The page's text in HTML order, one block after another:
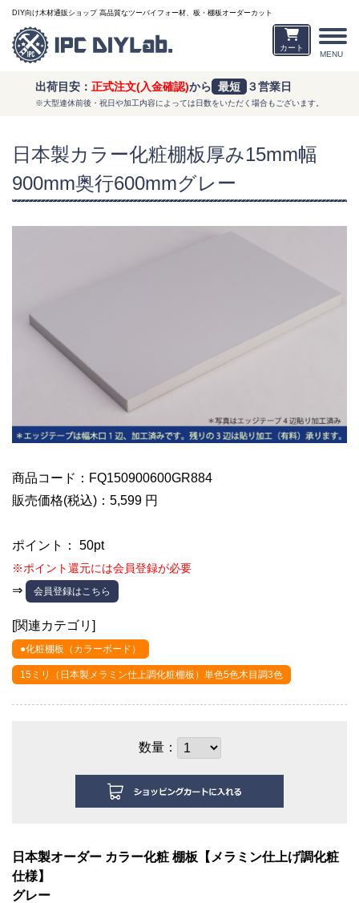
MENU
DIY向け木材通販ショップ 高品質なツーバイフォー材、板・棚板オーダーカット
カート
出荷目安： 正式注文(入金確認)から 最短 ３営業日
※大型連休前後・祝日や加工内容によっては日数をいただく場合もございます。
日本製カラー化粧棚板厚み15mm幅
900mm奥行600mmグレー
商品コード：FQ150900600GR884
販売価格(税込)：5,599 円
ポイント： 50pt
※ポイント還元には会員登録が必要
⇒ 会員登録はこちら
[関連カテゴリ]
●化粧棚板（カラーボード）
15ミリ（日本製メラミン仕上調化粧棚板）単色5色木目調3色
数量：
日本製オーダー カラー化粧 棚板【メラミン仕上げ調化粧
仕様】
グレー